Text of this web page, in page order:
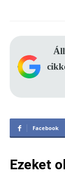
Facebook
Ezeket